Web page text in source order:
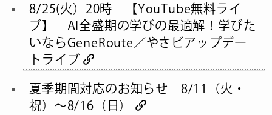
8/25(火）20時 【YouTube無料ライ
ブ】 AI全盛期の学びの最適解！学びた
いならGeneRoute／やさビアップデー
トライブ
夏季期間対応のお知らせ 8/11（火・
祝）～8/16（日）